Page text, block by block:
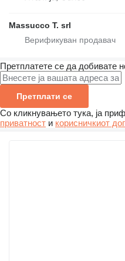
Massucco T. srl
Претплатете се да добивате
Претплати се
Со кликнувањето тука, ја
приватност и корисничкиот